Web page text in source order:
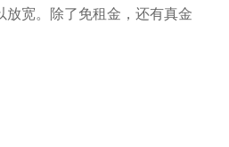
宽。除了免租金，还有真金